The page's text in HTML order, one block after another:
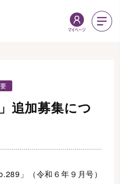
追加募集につ
」（令和６年９月号）